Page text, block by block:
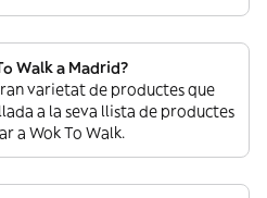
Walk a Madrid?
varietat de productes que
a la seva llista de productes
a Wok To Walk.